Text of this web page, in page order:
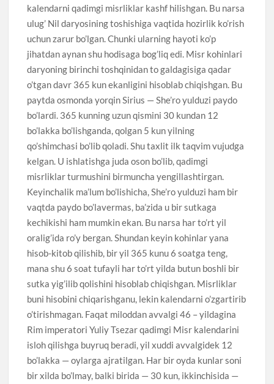
kalendarni qadimgi misrliklar kashf hilishgan. Bu narsa
ulug’ Nil daryosining toshishiga vaqtida hozirlik ko’rish
uchun zarur bo’lgan. Chunki ularning hayoti ko’p
jihatdan aynan shu hodisaga bog’liq edi. Misr kohinlari
daryoning birinchi toshqinidan to galdagisiga qadar
o’tgan davr 365 kun ekanligini hisoblab chiqishgan. Bu
paytda osmonda yorqin Sirius — She’ro yulduzi paydo
bo’lardi. 365 kunning uzun qismini 30 kundan 12
bo’lakka bo’lishganda, qolgan 5 kun yilning
qo’shimchasi bo’lib qoladi. Shu taxlit ilk taqvim vujudga
kelgan. U ishlatishga juda oson bo’lib, qadimgi
misrliklar turmushini birmuncha yengillashtirgan.
Keyinchalik ma’lum bo’lishicha, She’ro yulduzi ham bir
vaqtda paydo bo’lavermas, ba’zida u bir sutkaga
kechikishi ham mumkin ekan. Bu narsa har to’rt yil
oralig’ida ro’y bergan. Shundan keyin kohinlar yana
hisob-kitob qilishib, bir yil 365 kunu 6 soatga teng,
mana shu 6 soat tufayli har to’rt yilda butun boshli bir
sutka yig’ilib qolishini hisoblab chiqishgan. Misrliklar
buni hisobini chiqarishganu, lekin kalendarni o’zgartirib
o’tirishmagan. Faqat miloddan avvalgi 46 – yildagina
Rim imperatori Yuliy Tsezar qadimgi Misr kalendarini
isloh qilishga buyruq beradi, yil xuddi avvalgidek 12
bo’lakka — oylarga ajratilgan. Har bir oyda kunlar soni
bir xilda bo’lmay, balki birida — 30 kun, ikkinchisida —